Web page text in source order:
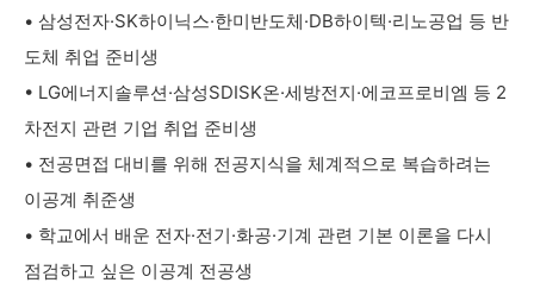
• 삼성전자·SK하이닉스·한미반도체·DB하이텍·리노공업 등 반
도체 취업 준비생
• LG에너지솔루션·삼성SDISK온·세방전지·에코프로비엠 등 2
차전지 관련 기업 취업 준비생
• 전공면접 대비를 위해 전공지식을 체계적으로 복습하려는
이공계 취준생
• 학교에서 배운 전자·전기·화공·기계 관련 기본 이론을 다시
점검하고 싶은 이공계 전공생